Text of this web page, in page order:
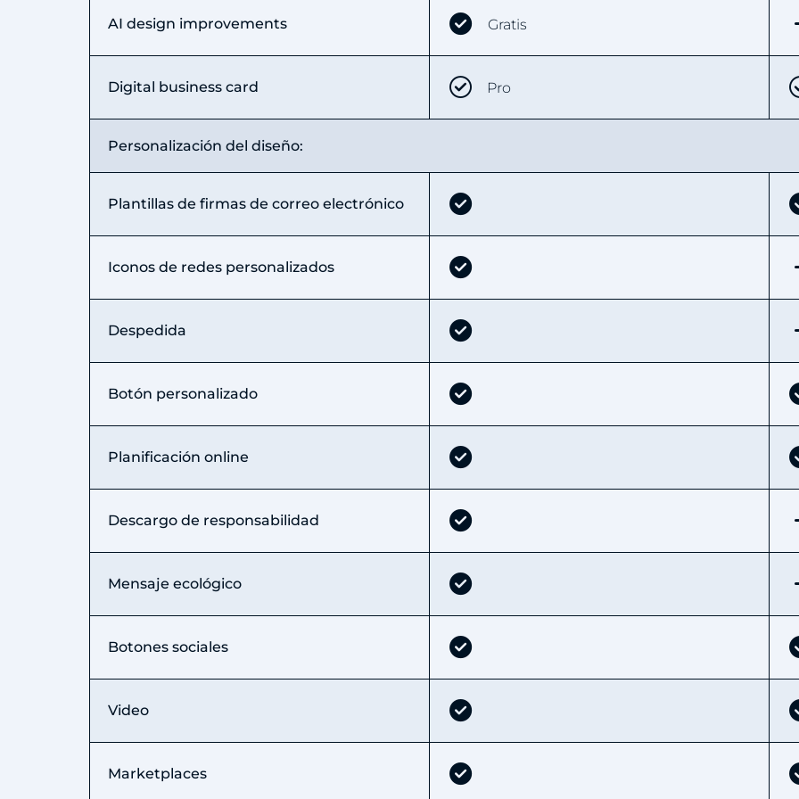
AI design improvements Gratis
Digital business card Pro
Personalización del diseño:
Plantillas de firmas de correo electrónico
Iconos de redes personalizados
Despedida
Botón personalizado
Planificación online
Descargo de responsabilidad
Mensaje ecológico
Botones sociales
Video
Marketplaces